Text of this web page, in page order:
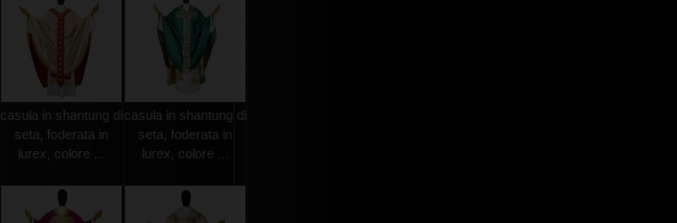
casula in shantung di
seta, foderata in
lurex, colore ...
casula in shantung di
seta, foderata in
lurex, colore ...